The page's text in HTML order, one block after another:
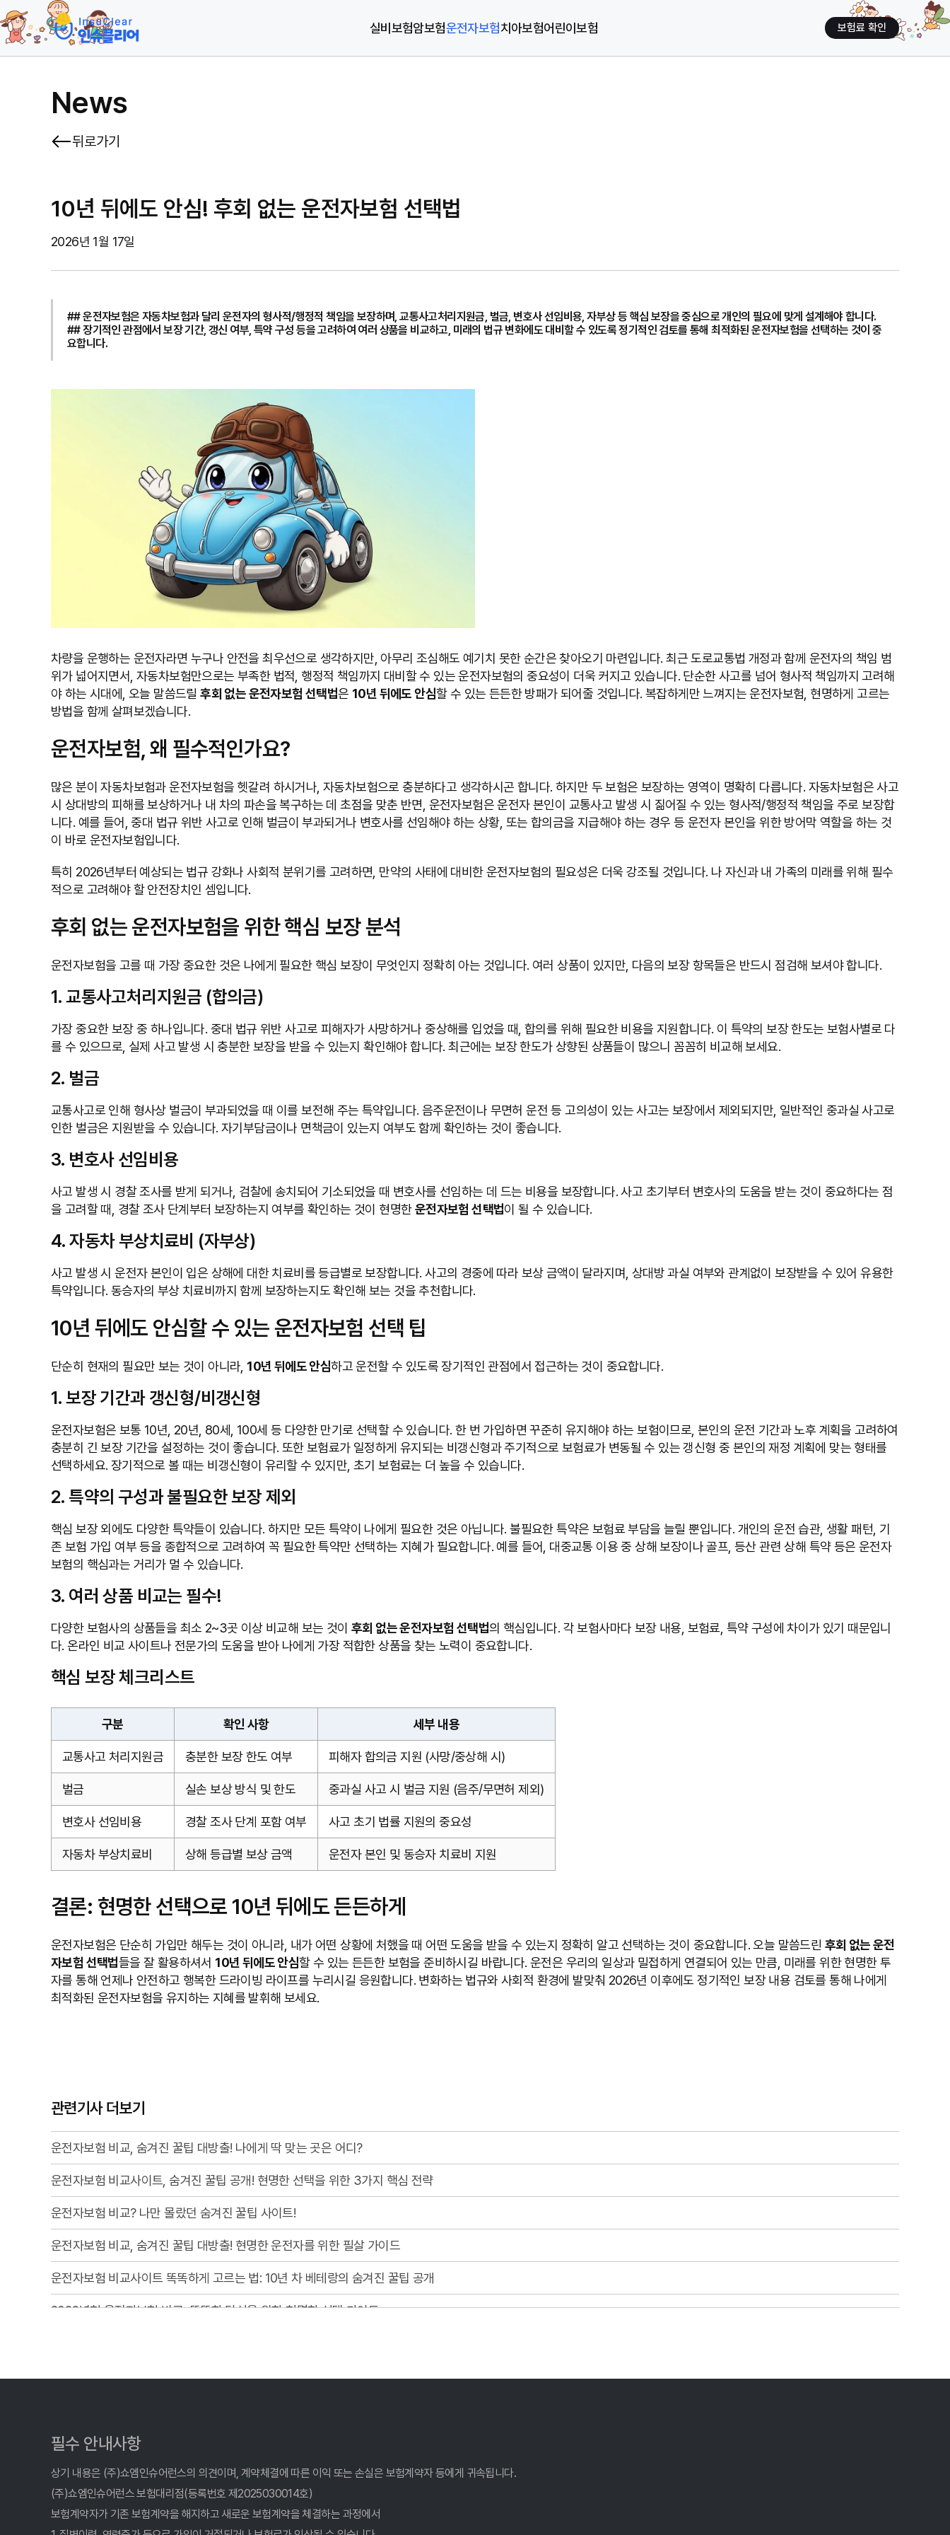
실비보험암보험운전자보험치아보험어린이보험 보험료 확인
News
뒤로가기
10년 뒤에도 안심! 후회 없는 운전자보험 선택법
2026년 1월 17일
## 운전자보험은 자동차보험과 달리 운전자의 형사적/행정적 책임을 보장하며, 교통사고처리지원금, 벌금, 변호사 선임비용, 자부상 등 핵심 보장을 중심으로 개인의 필요에 맞게 설계해야 합니다.
## 장기적인 관점에서 보장 기간, 갱신 여부, 특약 구성 등을 고려하여 여러 상품을 비교하고, 미래의 법규 변화에도 대비할 수 있도록 정기적인 검토를 통해 최적화된 운전자보험을 선택하는 것이 중
요합니다.
차량을 운행하는 운전자라면 누구나 안전을 최우선으로 생각하지만, 아무리 조심해도 예기치 못한 순간은 찾아오기 마련입니다. 최근 도로교통법 개정과 함께 운전자의 책임 범
위가 넓어지면서, 자동차보험만으로는 부족한 법적, 행정적 책임까지 대비할 수 있는 운전자보험의 중요성이 더욱 커지고 있습니다. 단순한 사고를 넘어 형사적 책임까지 고려해
야 하는 시대에, 오늘 말씀드릴후회 없는 운전자보험 선택법은 10년 뒤에도 안심할 수 있는 든든한 방패가 되어줄 것입니다. 복잡하게만 느껴지는 운전자보험, 현명하게 고르는
방법을 함께 살펴보겠습니다.
운전자보험, 왜 필수적인가요?
많은 분이 자동차보험과 운전자보험을 헷갈려 하시거나, 자동차보험으로 충분하다고 생각하시곤 합니다. 하지만 두 보험은 보장하는 영역이 명확히 다릅니다. 자동차보험은 사고
시 상대방의 피해를 보상하거나 내 차의 파손을 복구하는 데 초점을 맞춘 반면, 운전자보험은 운전자 본인이 교통사고 발생 시 짊어질 수 있는 형사적/행정적 책임을 주로 보장합
니다. 예를 들어, 중대 법규 위반 사고로 인해 벌금이 부과되거나 변호사를 선임해야 하는 상황, 또는 합의금을 지급해야 하는 경우 등 운전자 본인을 위한 방어막 역할을 하는 것
이 바로 운전자보험입니다.
특히 2026년부터 예상되는 법규 강화나 사회적 분위기를 고려하면, 만약의 사태에 대비한 운전자보험의 필요성은 더욱 강조될 것입니다. 나 자신과 내 가족의 미래를 위해 필수
적으로 고려해야 할 안전장치인 셈입니다.
후회 없는 운전자보험을 위한 핵심 보장 분석
운전자보험을 고를 때 가장 중요한 것은 나에게 필요한 핵심 보장이 무엇인지 정확히 아는 것입니다. 여러 상품이 있지만, 다음의 보장 항목들은 반드시 점검해 보셔야 합니다.
1. 교통사고처리지원금 (합의금)
가장 중요한 보장 중 하나입니다. 중대 법규 위반 사고로 피해자가 사망하거나 중상해를 입었을 때, 합의를 위해 필요한 비용을 지원합니다. 이 특약의 보장 한도는 보험사별로 다
를 수 있으므로, 실제 사고 발생 시 충분한 보장을 받을 수 있는지 확인해야 합니다. 최근에는 보장 한도가 상향된 상품들이 많으니 꼼꼼히 비교해 보세요.
2. 벌금
교통사고로 인해 형사상 벌금이 부과되었을 때 이를 보전해 주는 특약입니다. 음주운전이나 무면허 운전 등 고의성이 있는 사고는 보장에서 제외되지만, 일반적인 중과실 사고로
인한 벌금은 지원받을 수 있습니다. 자기부담금이나 면책금이 있는지 여부도 함께 확인하는 것이 좋습니다.
3. 변호사 선임비용
사고 발생 시 경찰 조사를 받게 되거나, 검찰에 송치되어 기소되었을 때 변호사를 선임하는 데 드는 비용을 보장합니다. 사고 초기부터 변호사의 도움을 받는 것이 중요하다는 점
을 고려할 때, 경찰 조사 단계부터 보장하는지 여부를 확인하는 것이 현명한운전자보험 선택법이 될 수 있습니다.
4. 자동차 부상치료비 (자부상)
사고 발생 시 운전자 본인이 입은 상해에 대한 치료비를 등급별로 보장합니다. 사고의 경중에 따라 보상 금액이 달라지며, 상대방 과실 여부와 관계없이 보장받을 수 있어 유용한
특약입니다. 동승자의 부상 치료비까지 함께 보장하는지도 확인해 보는 것을 추천합니다.
10년 뒤에도 안심할 수 있는 운전자보험 선택 팁
단순히 현재의 필요만 보는 것이 아니라, 10년 뒤에도 안심하고 운전할 수 있도록 장기적인 관점에서 접근하는 것이 중요합니다.
1. 보장 기간과 갱신형/비갱신형
운전자보험은 보통 10년, 20년, 80세, 100세 등 다양한 만기로 선택할 수 있습니다. 한 번 가입하면 꾸준히 유지해야 하는 보험이므로, 본인의 운전 기간과 노후 계획을 고려하여
충분히 긴 보장 기간을 설정하는 것이 좋습니다. 또한 보험료가 일정하게 유지되는 비갱신형과 주기적으로 보험료가 변동될 수 있는 갱신형 중 본인의 재정 계획에 맞는 형태를
선택하세요. 장기적으로 볼 때는 비갱신형이 유리할 수 있지만, 초기 보험료는 더 높을 수 있습니다.
2. 특약의 구성과 불필요한 보장 제외
핵심 보장 외에도 다양한 특약들이 있습니다. 하지만 모든 특약이 나에게 필요한 것은 아닙니다. 불필요한 특약은 보험료 부담을 늘릴 뿐입니다. 개인의 운전 습관, 생활 패턴, 기
존 보험 가입 여부 등을 종합적으로 고려하여 꼭 필요한 특약만 선택하는 지혜가 필요합니다. 예를 들어, 대중교통 이용 중 상해 보장이나 골프, 등산 관련 상해 특약 등은 운전자
보험의 핵심과는 거리가 멀 수 있습니다.
3. 여러 상품 비교는 필수!
다양한 보험사의 상품들을 최소 2~3곳 이상 비교해 보는 것이 후회 없는 운전자보험 선택법의 핵심입니다. 각 보험사마다 보장 내용, 보험료, 특약 구성에 차이가 있기 때문입니
다. 온라인 비교 사이트나 전문가의 도움을 받아 나에게 가장 적합한 상품을 찾는 노력이 중요합니다.
핵심 보장 체크리스트
구분 확인 사항 세부 내용
교통사고 처리지원금 충분한 보장 한도 여부 피해자 합의금 지원 (사망/중상해 시)
벌금 실손 보상 방식 및 한도 중과실 사고 시 벌금 지원 (음주/무면허 제외)
변호사 선임비용 경찰 조사 단계 포함 여부 사고 초기 법률 지원의 중요성
자동차 부상치료비 상해 등급별 보상 금액 운전자 본인 및 동승자 치료비 지원
결론: 현명한 선택으로 10년 뒤에도 든든하게
운전자보험은 단순히 가입만 해두는 것이 아니라, 내가 어떤 상황에 처했을 때 어떤 도움을 받을 수 있는지 정확히 알고 선택하는 것이 중요합니다. 오늘 말씀드린 후회 없는 운전
자보험 선택법들을 잘 활용하셔서 10년 뒤에도 안심할 수 있는 든든한 보험을 준비하시길 바랍니다. 운전은 우리의 일상과 밀접하게 연결되어 있는 만큼, 미래를 위한 현명한 투
자를 통해 언제나 안전하고 행복한 드라이빙 라이프를 누리시길 응원합니다. 변화하는 법규와 사회적 환경에 발맞춰 2026년 이후에도 정기적인 보장 내용 검토를 통해 나에게
최적화된 운전자보험을 유지하는 지혜를 발휘해 보세요.
관련기사 더보기
운전자보험 비교, 숨겨진 꿀팁 대방출! 나에게 딱 맞는 곳은 어디?
운전자보험 비교사이트, 숨겨진 꿀팁 공개! 현명한 선택을 위한 3가지 핵심 전략
운전자보험 비교? 나만 몰랐던 숨겨진 꿀팁 사이트!
운전자보험 비교, 숨겨진 꿀팁 대방출! 현명한 운전자를 위한 필살 가이드
운전자보험 비교사이트 똑똑하게 고르는 법: 10년 차 베테랑의 숨겨진 꿀팁 공개
2026년형 운전자보험 비교, 똑똑한 당신을 위한 현명한 선택 가이드
운전자보험 비교사이트 활용법: 10년차 베테랑이 알려주는 숨겨진 꿀팁
운전자보험 비교사이트 활용법: 숨겨진 꿀팁 대방출!
- 운전자보험 비교, 2026년 놓치면 후회할 꿀팁 대방출!
운전자보험 비교사이트 활용법: 10년차 베테랑이 알려주는 숨겨진 꿀팁 대방출!
필수 안내사항
상기 내용은 (주)쇼엠인슈어런스의 의견이며, 계약체결에 따른 이익 또는 손실은 보험계약자 등에게 귀속됩니다.
(주)쇼엠인슈어런스 보험대리점(등록번호 제2025030014호)
보험계약자가 기존 보험계약을 해지하고 새로운 보험계약을 체결하는 과정에서